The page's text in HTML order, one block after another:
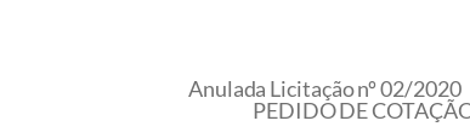
Anulada Licitação nº 02/2020
PEDIDO DE